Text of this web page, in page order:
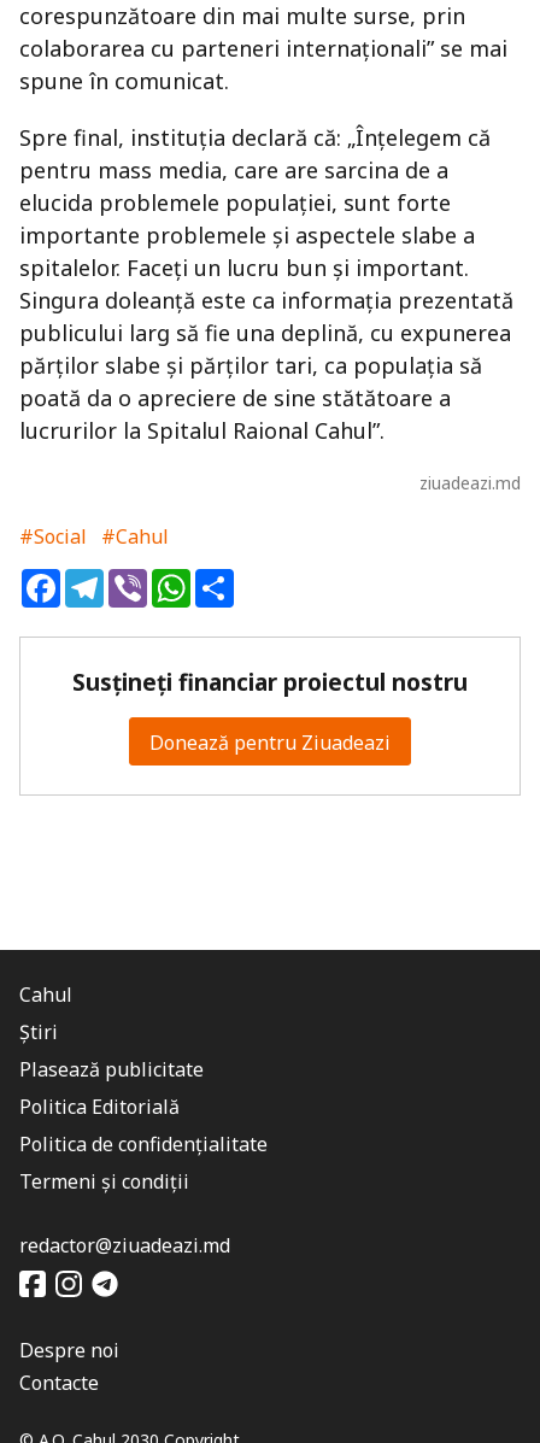
corespunzătoare din mai multe surse, prin
colaborarea cu parteneri internaționali” se mai
spune în comunicat.
Spre final, instituţia declară că: „Înțelegem că
pentru mass media, care are sarcina de a
elucida problemele populației, sunt forte
importante problemele și aspectele slabe a
spitalelor. Faceți un lucru bun și important.
Singura doleanță este ca informația prezentată
publicului larg să fie una deplină, cu expunerea
părților slabe și părților tari, ca populația să
poată da o apreciere de sine stătătoare a
lucrurilor la Spitalul Raional Cahul”.
ziuadeazi.md
#Social
#Cahul
FacebookTelegram
ViberWhatsApp
Susțineți financiar proiectul nostru
Donează pentru Ziuadeazi
Cahul
Știri
Plasează publicitate
Politica Editorială
Politica de confidențialitate
Termeni și condiții
redactor@ziuadeazi.md
Despre noi
Contacte